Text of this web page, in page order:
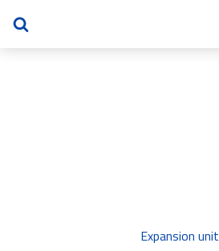
Expansion unit